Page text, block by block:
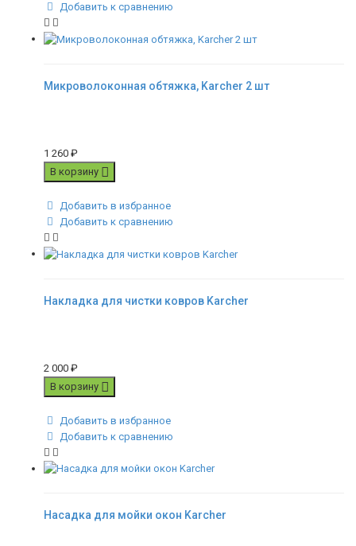
Добавить к сравнению
Микроволоконная обтяжка, Karcher 2 шт
1 260 ₽
В корзину
Добавить в избранное
Добавить к сравнению
Накладка для чистки ковров Karcher
2 000 ₽
В корзину
Добавить в избранное
Добавить к сравнению
Насадка для мойки окон Karcher